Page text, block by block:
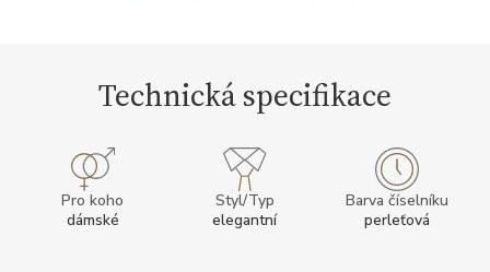
Technická specifikace
Pro koho
dámské
Styl/Typ
elegantní
Barva číselníku
perleťová